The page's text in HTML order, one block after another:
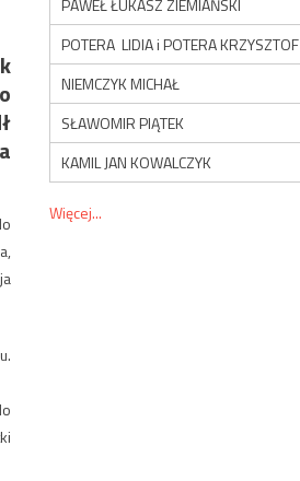
PAWEŁ ŁUKASZ ZIEMIAŃSKI
POTERA LIDIA i POTERA KRZYSZTOF
NIEMCZYK MICHAŁ
SŁAWOMIR PIĄTEK
KAMIL JAN KOWALCZYK
Więcej...